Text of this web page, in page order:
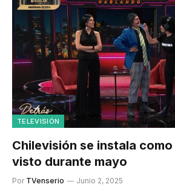
TELEVISIÓN
Chilevisión se instala como
visto durante mayo
Por TVenserio Junio 2, 2025